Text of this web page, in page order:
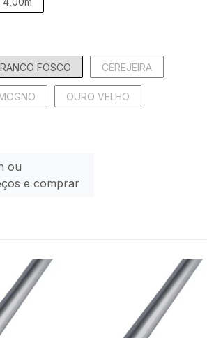
FOSCO CEREJEIRA
OURO VELHO
ou
e comprar